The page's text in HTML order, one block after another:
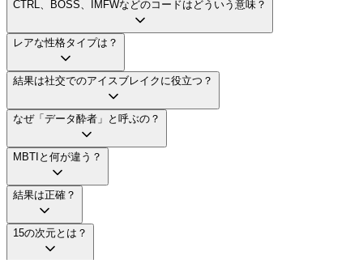
CTRL、BOSS、IMFWなどのコードはどういう意味？
レアな性格タイプは？
結果は社交でのアイスブレイクに役立つ？
なぜ「データ酔者」と呼ぶの？
MBTIと何が違う？
結果は正確？
15の次元とは？